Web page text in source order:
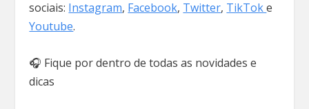
sociais: Instagram, Facebook, Twitter, TikToke
Youtube.
🎧 Fique por dentro de todas as novidades e
dicas